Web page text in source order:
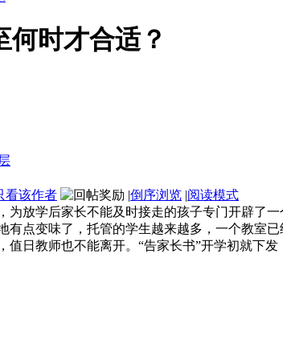
何时才合适？
看该作者 |倒序浏览 |阅读模式
为放学后家长不能及时接走的孩子专门开辟了
有点变味了，托管的学生越来越多，一个教室
值日教师也不能离开。“告家长书”开学初就下